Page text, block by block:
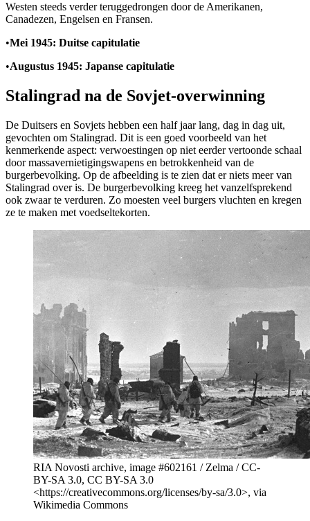
Westen steeds verder teruggedrongen door de Amerikanen,
Canadezen, Engelsen en Fransen.
•Mei 1945: Duitse capitulatie
•Augustus 1945: Japanse capitulatie
Stalingrad na de Sovjet-overwinning
De Duitsers en Sovjets hebben een half jaar lang, dag in dag uit,
gevochten om Stalingrad. Dit is een goed voorbeeld van het
kenmerkende aspect: verwoestingen op niet eerder vertoonde schaal
door massavernietigingswapens en betrokkenheid van de
burgerbevolking. Op de afbeelding is te zien dat er niets meer van
Stalingrad over is. De burgerbevolking kreeg het vanzelfsprekend
ook zwaar te verduren. Zo moesten veel burgers vluchten en kregen
ze te maken met voedseltekorten.
RIA Novosti archive, image #602161 / Zelma / CC-
BY-SA 3.0, CC BY-SA 3.0
<https://creativecommons.org/licenses/by-sa/3.0>, via
Wikimedia Commons